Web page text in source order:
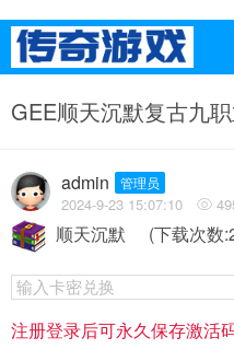
GEE顺天沉默复古九
admin 管理员
2024-9-23 15:07:10 
顺天沉默 (下载次数
注册登录后可永久保存激活